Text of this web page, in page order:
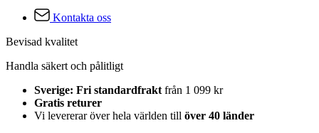
Kontakta oss
Bevisad kvalitet
Handla säkert och pålitligt
Sverige: Fri standardfrakt från 1 099 kr
Gratis returer
Vi levererar över hela världen till över 40 länder